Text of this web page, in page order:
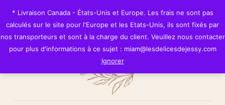
Les
Délices
de
Jessy
* Livraison Canada - États-Unis et Europe. Les frais ne sont pas
calculés sur le site pour l'Europe et les Etats-Unis, ils sont fixés par
nos transporteurs et sont à la charge du client. Veuillez nous contacter
pour plus d'informations à ce sujet : miam@lesdelicesdejessy.com
Ignorer